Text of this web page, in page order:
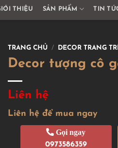
THIỆU SẢN PHẨM TIN
TRANG CHỦ / DECOR TRANG TRÍ
Decor tượng cô
Liên hệ
Liên hệ để mua ngay
Gọi ngay
0973586359